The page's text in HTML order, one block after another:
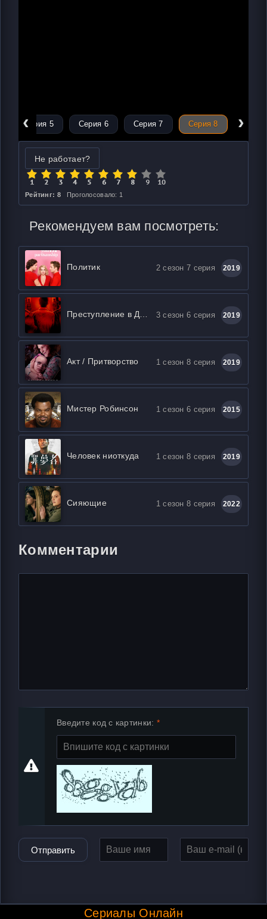
‹
Серия 5 Серия 6 Серия 7 Серия 8 ›
Не работает?
Рейтинг: 8 Проголосовало: 1
Рекомендуем вам посмотреть:
Политик 2 сезон 7 серия 2019
3 сезон 6 серия 2019
Акт / Притворство 1 сезон 8 серия 2019
Мистер Робинсон 1 сезон 6 серия 2015
Человек ниоткуда 1 сезон 8 серия 2019
Сияющие 1 сезон 8 серия 2022
Комментарии
Введите код с картинки:
Отправить
Сериалы Онлайн